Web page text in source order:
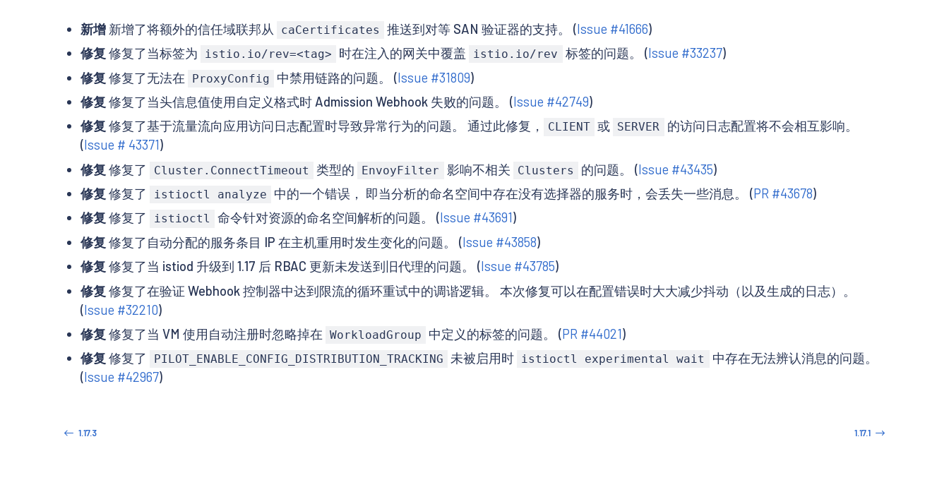
新增新增了将额外的信任域联邦从 caCertificates 推送到对等 SAN 验证器的支持。 (Issue #41666)
修复 修复了当标签为 istio.io/rev=<tag> 时在注入的网关中覆盖 istio.io/rev 标签的问题。 (Issue #33237)
修复 修复了无法在 ProxyConfig 中禁用链路的问题。 (Issue #31809)
修复 修复了当头信息值使用自定义格式时 Admission Webhook 失败的问题。 (Issue #42749)
修复 修复了基于流量流向应用访问日志配置时导致异常行为的问题。 通过此修复， CLIENT 或 SERVER
的访问日志配置将不会相互影响。
(Issue # 43371)
修复 修复了 Cluster.ConnectTimeout 类型的 EnvoyFilter 影响不相关 Clusters 的问题。 (Issue #43435)
修复 修复了 istioctl analyze 中的一个错误， 即当分析的命名空间中存在没有选择器的服务时，会丢失一些消息。 (PR #43678)
修复 修复了 istioctl 命令针对资源的命名空间解析的问题。 (Issue #43691)
修复 修复了自动分配的服务条目 IP 在主机重用时发生变化的问题。 (Issue #43858)
修复 修复了当 istiod 升级到 1.17 后 RBAC 更新未发送到旧代理的问题。 (Issue #43785)
修复 修复了在验证 Webhook 控制器中达到限流的循环重试中的调谐逻辑。 本次修复可以在配置错误时大大减少抖动（以及生成的日志）。
(Issue #32210)
修复 修复了当 VM 使用自动注册时忽略掉在 WorkloadGroup 中定义的标签的问题。 (PR #44021)
修复 修复了 PILOT_ENABLE_CONFIG_DISTRIBUTION_TRACKING 未被启用时 istioctl experimental wait
中存在无法辨认消息的问题。
(Issue #42967)
1.17.3 1.17.1